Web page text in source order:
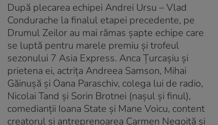
După plecarea echipei Andrei Ursu – Vlad
Condurache la finalul etapei precedente, pe
Drumul Zeilor au mai rămas șapte echipe care
se luptă pentru marele premiu și trofeul
sezonului 7 Asia Express. Anca Țurcașiu și
prietena ei, actrița Andreea Samson, Mihai
Găinușă și Oana Paraschiv, colega lui de radio,
Nicolai Tand și Sorin Brotnei (nașul și finul),
comedianții Ioana State și Mane Voicu, content
creatorul și antreprenoarea Carmen Negoiță și